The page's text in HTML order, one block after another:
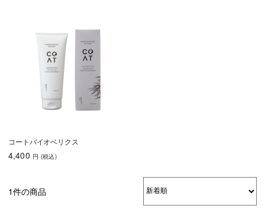
コートバイオベリクス
4,400 円 (税込)
1件の商品